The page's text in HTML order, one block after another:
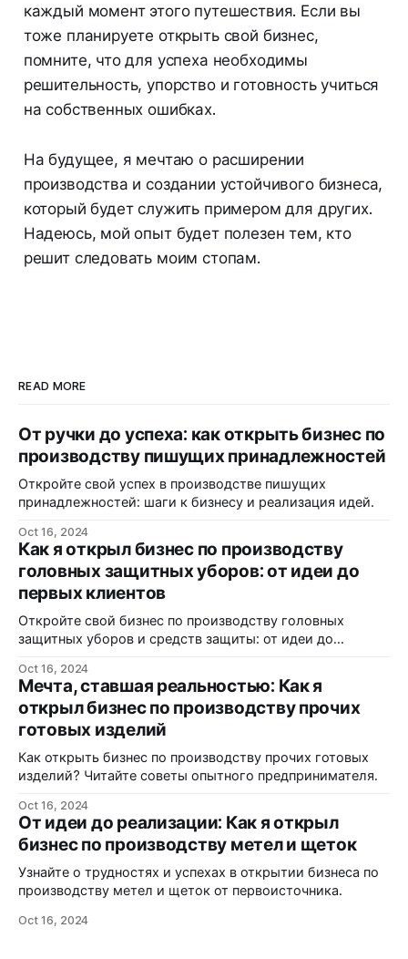
каждый момент этого путешествия. Если вы
тоже планируете открыть свой бизнес,
помните, что для успеха необходимы
решительность, упорство и готовность учиться
на собственных ошибках.
На будущее, я мечтаю о расширении
производства и создании устойчивого бизнеса,
который будет служить примером для других.
Надеюсь, мой опыт будет полезен тем, кто
решит следовать моим стопам.
READ MORE
От ручки до успеха: как открыть бизнес по
производству пишущих принадлежностей
Откройте свой успех в производстве пишущих
принадлежностей: шаги к бизнесу и реализация идей.
Oct 16, 2024
Как я открыл бизнес по производству
головных защитных уборов: от идеи до
первых клиентов
Откройте свой бизнес по производству головных
защитных уборов и средств защиты: от идеи до
Oct 16, 2024
Мечта, ставшая реальностью: Как я
открыл бизнес по производству прочих
готовых изделий
Как открыть бизнес по производству прочих готовых
изделий? Читайте советы опытного предпринимателя.
Oct 16, 2024
От идеи до реализации: Как я открыл
бизнес по производству метел и щеток
Узнайте о трудностях и успехах в открытии бизнеса по
производству метел и щеток от первоисточника.
Oct 16, 2024